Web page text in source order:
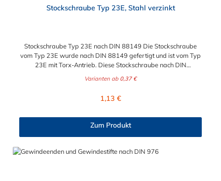
Stockschraube Typ 23E, Stahl verzinkt
Stockschraube Typ 23E nach DIN 88149 Die Stockschraube
vom Typ 23E wurde nach DIN 88149 gefertigt und ist vom Typ
23E mit Torx-Antrieb. Diese Stockschraube nach DIN
unseren Sanitärrohrschellen.
Varianten ab 0,37 €
Regulärer Preis:
1,13 €
Zum Produkt